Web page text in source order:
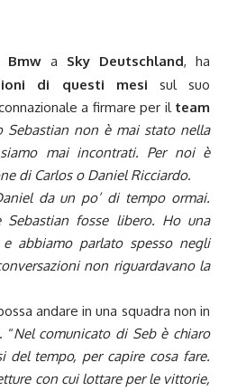
Bmw a Sky Deutschland, ha
di questi mesi sul suo
a firmare per il team
Sebastian non è mai stato nella
mai incontrati. Per noi è
di Carlos o Daniel Ricciardo.
da un po’ di tempo ormai.
Sebastian fosse libero. Ho una
abbiamo parlato spesso negli
non riguardavano la
andare in una squadra non in
“Nel comunicato di Seb è chiaro
del tempo, per capire cosa fare.
con cui lottare per le vittorie,